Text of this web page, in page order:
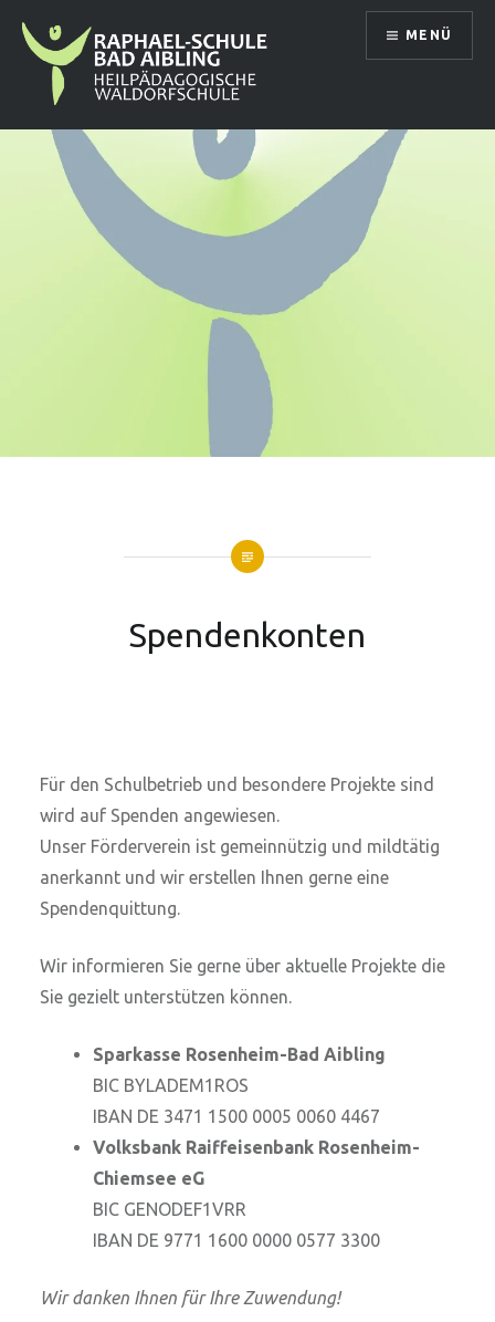
zum
Inhalt
Raphael Schule Bad Aibling
MENÜ
Spendenkonten
Für den Schulbetrieb und besondere Projekte sind
wird auf Spenden angewiesen.
Unser Förderverein ist gemeinnützig und mildtätig
anerkannt und wir erstellen Ihnen gerne eine
Spendenquittung.
Wir informieren Sie gerne über aktuelle Projekte die
Sie gezielt unterstützen können.
Sparkasse Rosenheim-Bad Aibling
BIC BYLADEM1ROS
IBAN DE 3471 1500 0005 0060 4467
Volksbank Raiffeisenbank Rosenheim-
Chiemsee eG
BIC GENODEF1VRR
IBAN DE 9771 1600 0000 0577 3300
Wir danken Ihnen für Ihre Zuwendung!